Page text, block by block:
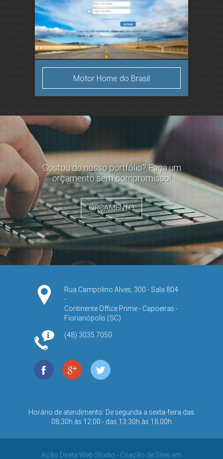
Motor Home do Brasil
Gostou do nosso portfólio? Faça um
orçamento sem compromisso!
ORÇAMENTO
Rua Campolino Alves, 300 - Sala 804
-
Continente Office Prime - Capoeiras -
Florianópolis (SC)
(48) 3035.7050
Horário de atendimento: De segunda a sexta-feira das
08:30h às 12:00 - das 13:30h às 18:00h
Ação Direta Web Studio - Criação de Sites em